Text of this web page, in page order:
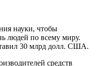
науки, чтобы
людей по всему миру.
30 млрд долл. США.
средств